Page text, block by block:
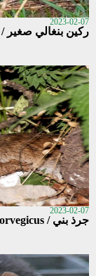
2023-02-07
ركين بنغالي صغير / Bandicota bengalensis
2023-02-07
جرذ بني / Rattus norvegicus